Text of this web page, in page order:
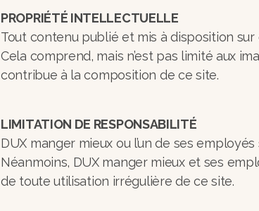
PROPRIÉTÉ INTELLECTUELLE
Tout contenu publié et mis à disposition
Cela comprend, mais n’est pas limité aux
contribue à la composition de ce site.
LIMITATION DE RESPONSABILITÉ
DUX manger mieux ou l’un de ses
Néanmoins, DUX manger mieux et ses
de toute utilisation irrégulière de ce site.